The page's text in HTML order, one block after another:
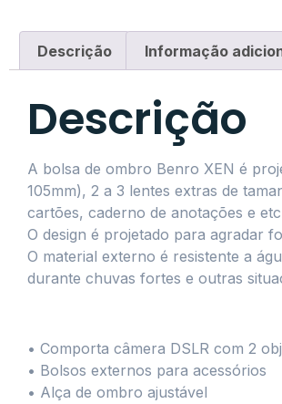
Descrição Informação
Descrição
A bolsa de ombro Benro XEN é
105mm), 2 a 3 lentes extras de
cartões, caderno de anotações e
O design é projetado para agradar
O material externo é resistente a
durante chuvas fortes e outras
• Comporta câmera DSLR com 2
• Bolsos externos para acessórios
• Alça de ombro ajustável